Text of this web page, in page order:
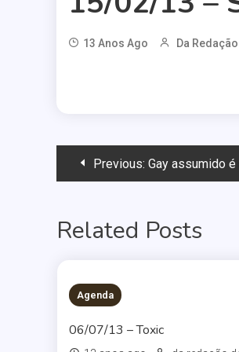
13 Anos Ago Da
Navegação
Post
Previous: Gay assumido
Related Posts
Agenda
06/07/13 – Toxic